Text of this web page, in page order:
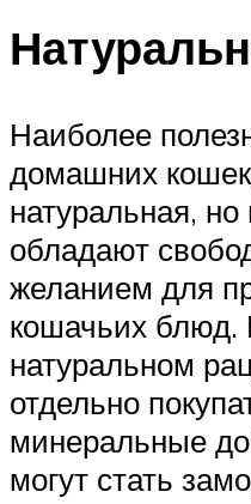
Наиболее
домашних
натуральная,
обладают
желанием для
кошачьих блюд.
натуральном
отдельно
минеральные
могут стать